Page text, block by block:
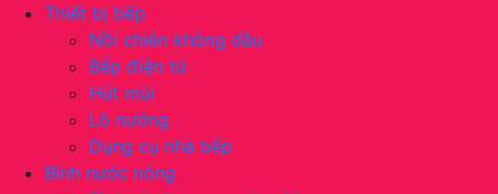
Thiết bị bếp
Nồi chiên không dầu
Bếp điện từ
Hút mùi
Lò nướng
Dụng cụ nhà bếp
Bình nước nóng